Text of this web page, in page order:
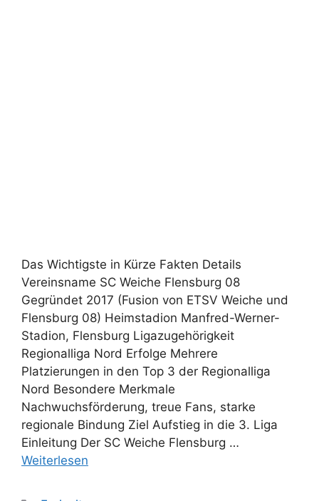
Das Wichtigste in Kürze Fakten Details
Vereinsname SC Weiche Flensburg 08
Gegründet 2017 (Fusion von ETSV Weiche und
Flensburg 08) Heimstadion Manfred-Werner-
Stadion, Flensburg Ligazugehörigkeit
Regionalliga Nord Erfolge Mehrere
Platzierungen in den Top 3 der Regionalliga
Nord Besondere Merkmale
Nachwuchsförderung, treue Fans, starke
regionale Bindung Ziel Aufstieg in die 3. Liga
Einleitung Der SC Weiche Flensburg …
Weiterlesen